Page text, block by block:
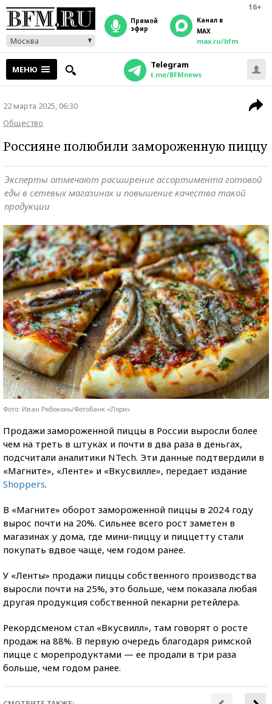
16+
Москва
прямой
эфир
Канал в
MAX
max.ru/bfm
МЕНЮ Telegram
t.me/BFMnews
22 марта 2025, 06:30
Общество
Россияне полюбили замороженную пиццу
Эксперты отмечают расширение ассортимента готовой
еды в сетевых магазинах и повышение качества такой
продукции
Фото: Иван Рябоконь/Фотобанк «Лори»
Продажи замороженной пиццы в России выросли более
чем на треть в штуках и почти в два раза в деньгах,
подсчитали аналитики NTech. Эти данные подтвердили в
«Магните», «Ленте» и «Вкусвилле», передает издание
Shoppers.
В «Магните» оборот замороженной пиццы в 2024 году
вырос почти на 20%. Сильнее всего рост заметен в
магазинах у дома, где мини-пиццу и пиццетту стали
покупать вдвое чаще, чем годом ранее.
У «Ленты» продажи пиццы собственного производства
выросли почти на 25%, это больше, чем показала любая
другая продукция собственной пекарни ретейлера.
Рекордсменом стал «Вкусвилл», там говорят о росте
продаж на 88%. В первую очередь благодаря римской
пицце с морепродуктами — ее продали в три раза
больше, чем годом ранее.